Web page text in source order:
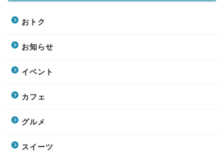
おトク
お知らせ
イベント
カフェ
グルメ
スイーツ